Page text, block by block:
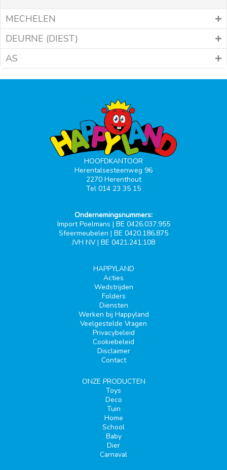
MECHELEN
DEURNE (DIEST)
AS
HOOFDKANTOOR
Herentalsesteenweg 96
2270 Herenthout
Tel 014 23 35 15
Ondernemingsnummers:
Import Poelmans | BE 0426.037.955
Sfeermeubelen | BE 0420.186.875
JVH NV | BE 0421.241.108
HAPPYLAND
Acties
Wedstrijden
Folders
Diensten
Werken bij Happyland
Veelgestelde Vragen
Privacybeleid
Cookiebeleid
Disclaimer
Contact
ONZE PRODUCTEN
Toys
Deco
Tuin
Home
School
Baby
Dier
Carnaval